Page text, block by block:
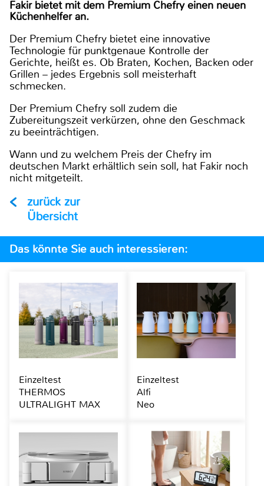
Fakir bietet mit dem Premium Chefry einen neuen
Küchenhelfer an.
Der Premium Chefry bietet eine innovative
Technologie für punktgenaue Kontrolle der
Gerichte, heißt es. Ob Braten, Kochen, Backen oder
Grillen – jedes Ergebnis soll meisterhaft
schmecken.
Der Premium Chefry soll zudem die
Zubereitungszeit verkürzen, ohne den Geschmack
zu beeinträchtigen.
Wann und zu welchem Preis der Chefry im
deutschen Markt erhältlich sein soll, hat Fakir noch
nicht mitgeteilt.
zurück zur
Übersicht
Das könnte Sie auch interessieren:
Einzeltest
THERMOS
ULTRALIGHT MAX
Einzeltest
Alfi
Neo